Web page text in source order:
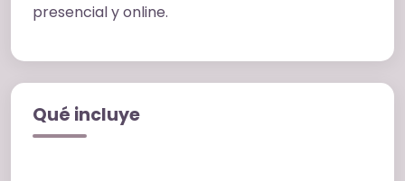
presencial y online.
Qué incluye